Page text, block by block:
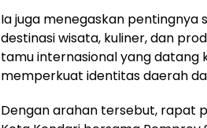
Ia juga menegaskan
destinasi wisata, kuliner, dan
tamu internasional yang datang
memperkuat identitas daerah
Dengan arahan tersebut, rapat